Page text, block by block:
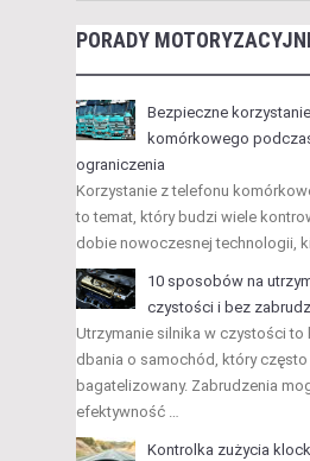
PORADY
Bezpieczne
komórkowego
ograniczenia
Korzystanie z telefonu
to temat, który budzi wiele
dobie nowoczesnej technologii,
10 sposobów na
czystości i bez
Utrzymanie silnika w czystości to
dbania o samochód, który często
bagatelizowany. Zabrudzenia
efektywność …
Kontrolka zużycia